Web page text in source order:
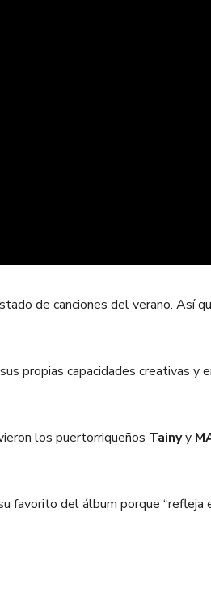
de canciones del verano. Así
propias capacidades creativas y
los puertorriqueños Tainyy
favorito del álbum porque “refleja